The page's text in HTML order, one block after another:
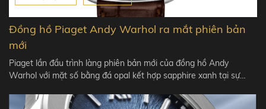
Đồng hồ Piaget Andy Warhol ra mắt phiên bản
mới
Piaget lần đầu trình làng phiên bản mới của đồng hồ Andy
Warhol với mặt số bằng đá opal kết hợp sapphire xanh tại sự…